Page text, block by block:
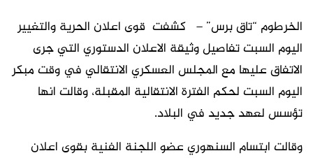
الخرطوم “تاق برس” – كشفت قوى اعلان الحرية والتغيير
اليوم السبت تفاصيل وثيقة الاعلان الدستوري التي جرى
الاتفاق عليها مع المجلس العسكري الانتقالي في وقت مبكر
اليوم السبت لحكم الفترة الانتقالية المقبلة، وقالت انها
تؤسس لعهد جديد في البلاد.
وقالت ابتسام السنهوري عضو اللجنة الفنية بقوى اعلان